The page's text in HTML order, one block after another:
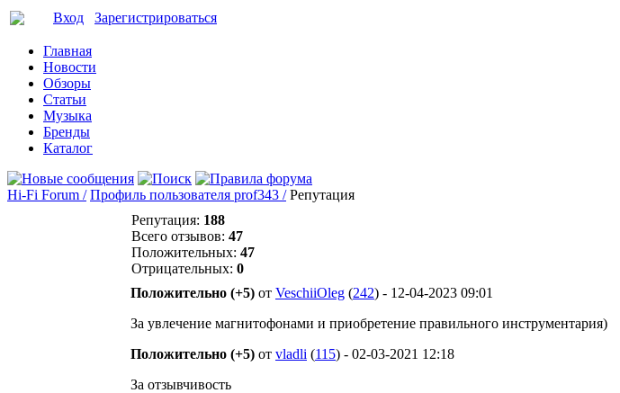
Вход Зарегистрироваться
Главная
Новости
Обзоры
Статьи
Музыка
Бренды
Каталог
Hi-Fi Forum / Профиль пользователя prof343 / Репутация
Репутация: 188
Всего отзывов: 47
Положительных: 47
Отрицательных: 0
Положительно (+5) от VeschiiOleg (242) - 12-04-2023 09:01
За увлечение магнитофонами и приобретение правильного инструментария)
Положительно (+5) от vladli (115) - 02-03-2021 12:18
За отзывчивость